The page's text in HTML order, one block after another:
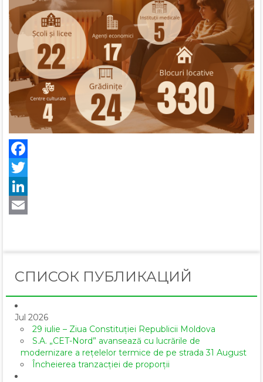
СПИСОК ПУБЛИКАЦИЙ
Jul 2026
29 iulie – Ziua Constituției Republicii Moldova
S.A. „CET-Nord” avansează cu lucrările de
modernizare a rețelelor termice de pe strada 31 August
Încheierea tranzacției de proporții